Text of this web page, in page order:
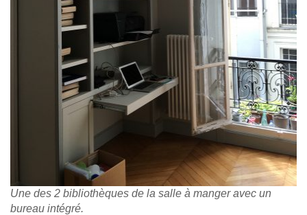
Une des 2 bibliothèques de la salle à manger avec un
bureau intégré.